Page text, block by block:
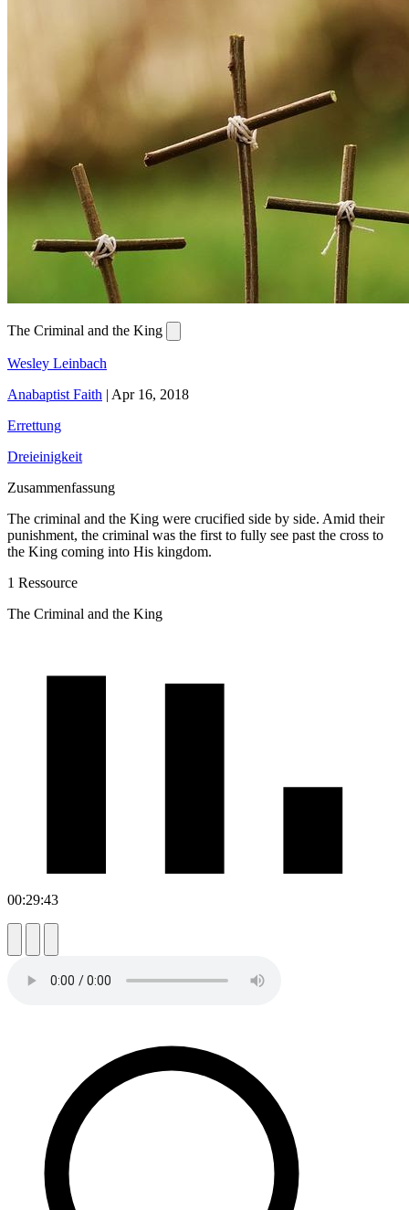
The Criminal and the King
Wesley Leinbach
Anabaptist Faith | Apr 16, 2018
Errettung
Dreieinigkeit
Zusammenfassung
The criminal and the King were crucified side by side. Amid their
punishment, the criminal was the first to fully see past the cross to
the King coming into His kingdom.
1 Ressource
The Criminal and the King
00:29:43